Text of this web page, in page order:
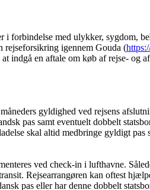
forbindelse med ulykker, sygdom,
rejseforsikring igennem Gouda (
indgå en aftale om køb af rejse- og
gyldighed ved rejsens
pas samt eventuelt dobbelt
skal altid medbringe gyldigt
ved check-in i lufthavne.
Rejsearrangøren kan oftest
pas eller har denne dobbelt